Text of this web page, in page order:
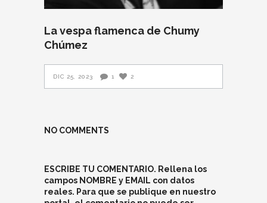
La vespa flamenca de Chumy
Chúmez
DIC 25, 2023 1 2
NO COMMENTS
ESCRIBE TU COMENTARIO. Rellena los
campos NOMBRE y EMAIL con datos
reales. Para que se publique en nuestro